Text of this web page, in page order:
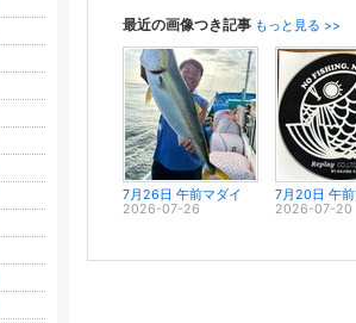
最近の画像つき記事 もっと見る >>
7月26日 午前マダイ
2026-07-26
7月20日 午前
2026-07-20